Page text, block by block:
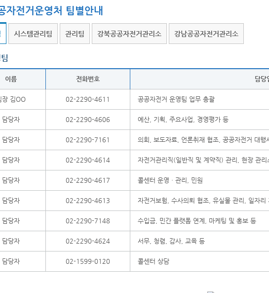
자전거운영처 팀별안내
시스템관리팀 관리팀 강북공공자전거관리소 강남공공자전거관리소
이름 전화번호 담당
장 김OO 02-2290-4611 공공자전거 운영팀 업무 총괄
담당자 02-2290-4606 예산, 기획, 주요사업, 경영평가 등
담당자 02-2290-7161 의회, 보도자료, 언론취재 협조, 공공자전거 대행
담당자 02-2290-4614 자전거관리직(일반직 및 계약직) 관리, 현장 관리
담당자 02-2290-4617 콜센터 운영ㆍ관리, 민원
담당자 02-2290-4613 자전거보험, 수사의뢰 협조, 유실물 관리, 일자
담당자 02-2290-7148 수입금, 민간 플랫폼 연계, 마케팅 및 홍보 등
담당자 02-2290-4624 서무, 청렴, 감사, 교육 등
담당자 02-1599-0120 콜센터 상담